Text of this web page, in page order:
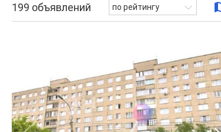
199 объявлений по рейтингу